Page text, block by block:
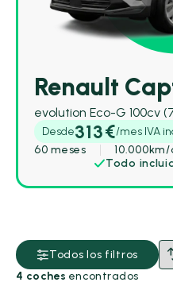
Renault
evolution Eco-G 100cv
Desde313€/mes IVA
60 meses
Todo
Todos los filtros
4 coches encontrados